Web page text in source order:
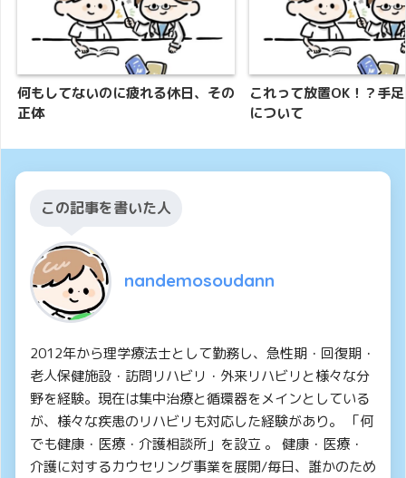
何もしてないのに疲れる休日、その
正体
これって放置OK！？手
について
この記事を書いた人
nandemosoudann
2012年から理学療法士として勤務し、急性期・回復期・
老人保健施設・訪問リハビリ・外来リハビリと様々な分
野を経験。現在は集中治療と循環器をメインとしている
が、様々な疾患のリハビリも対応した経験があり。 「何
でも健康・医療・介護相談所」を設立 。 健康・医療・
介護に対するカウセリング事業を展開/毎日、誰かのため